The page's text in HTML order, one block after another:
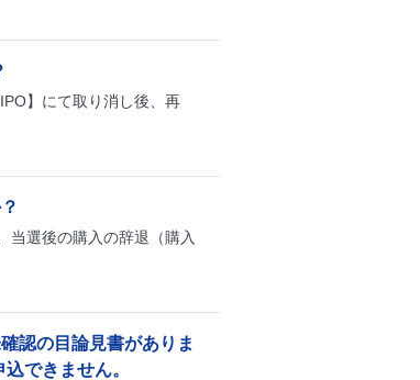
】にて取り消し後、再
当選後の購入の辞退（購入
認の目論見書がありま
できません。